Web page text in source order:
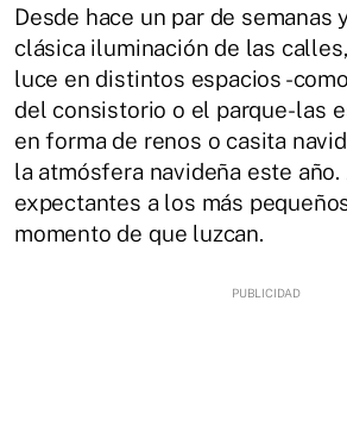
Desde hace un par de semanas
clásica iluminación de las
luce en distintos espacios -
del consistorio o el parque- las
en forma de renos o casita
la atmósfera navideña este
expectantes a los más
momento de que luzcan.